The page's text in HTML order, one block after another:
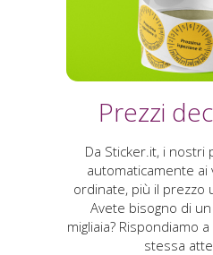
Prezzi
Da Sticker.it, i nostri
automaticamente ai
ordinate, più il prezzo
Avete bisogno di
migliaia? Rispondiamo
stessa